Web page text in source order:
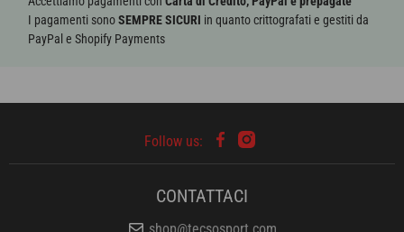
I pagamenti sonoSEMPRE SICURI in quanto crittografati e gestiti da
PayPal e Shopify Payments
CONTATTACI